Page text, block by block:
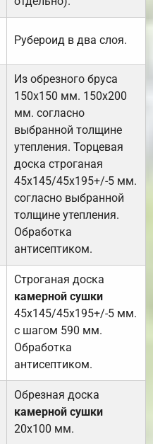
Рубероид в два слоя.
Из обрезного бруса
150х150 мм. 150х200
мм. согласно
выбранной толщине
утепления. Торцевая
доска строганая
45х145/45х195+/-5 мм.
согласно выбранной
толщине утепления.
Обработка
антисептиком.
Строганая доска
камерной сушки
45х145/45х195+/-5 мм.
с шагом 590 мм.
Обработка
антисептиком.
Обрезная доска
камерной сушки
20х100 мм.